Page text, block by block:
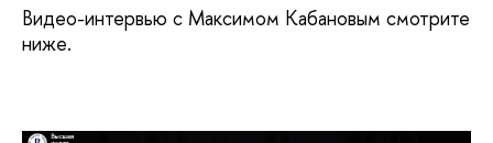
Видео-интервью с Максимом Кабановым смотрите
ниже.